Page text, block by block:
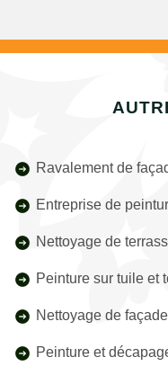
Ravalement de
Entreprise de
Nettoyage de
Peinture sur tuile et
Nettoyage de
Peinture et